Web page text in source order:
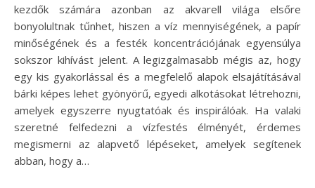
kezdők számára azonban az akvarell világa elsőre
bonyolultnak tűnhet, hiszen a víz mennyiségének, a papír
minőségének és a festék koncentrációjának egyensúlya
sokszor kihívást jelent. A legizgalmasabb mégis az, hogy
egy kis gyakorlással és a megfelelő alapok elsajátításával
bárki képes lehet gyönyörű, egyedi alkotásokat létrehozni,
amelyek egyszerre nyugtatóak és inspirálóak. Ha valaki
szeretné felfedezni a vízfestés élményét, érdemes
megismerni az alapvető lépéseket, amelyek segítenek
abban, hogy a…